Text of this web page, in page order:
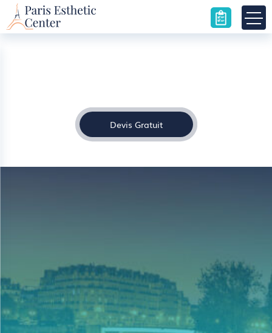
Chirurgie visage Paris : Tous les soins
nécessaires pour préserver l’aspect
Devis Gratuit